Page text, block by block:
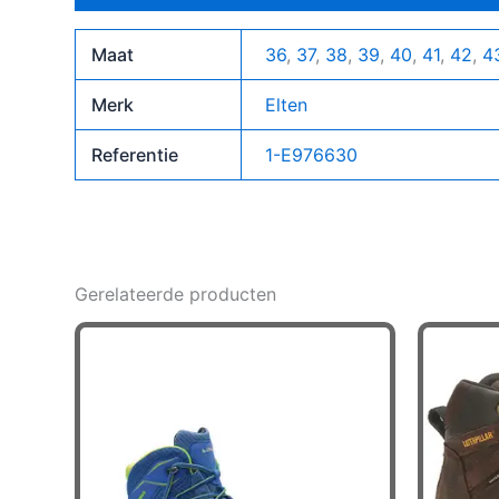
Maat 36, 37, 38, 39, 40, 41, 42,
Merk Elten
Referentie 1-E976630
Gerelateerde producten